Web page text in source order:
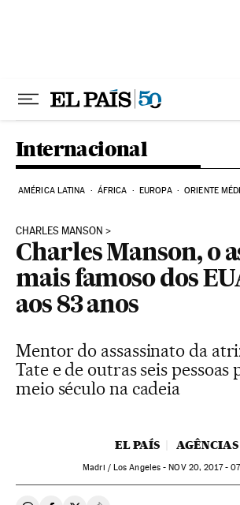
Internacional
AMÉRICA LATINA ÁFRICA EUROPA ORIENTE
CHARLES MANSON
Charles Manson, o
mais famoso dos
aos 83 anos
Mentor do assassinato da
Tate e de outras seis pessoas
meio século na cadeia
EL PAÍS AGÊNCIAS
Madri / Los Angeles -NOV20, 2017 -